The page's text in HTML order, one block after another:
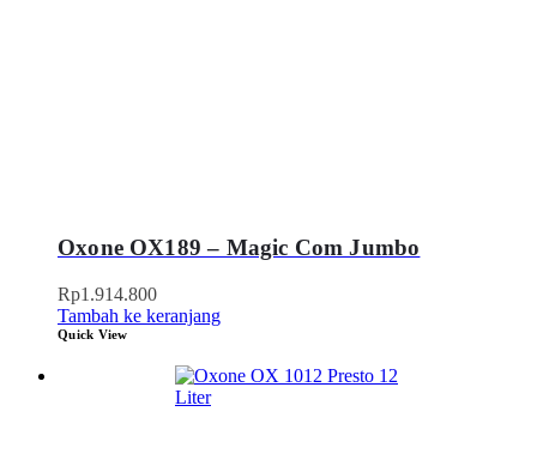
Oxone OX189 – Magic Com Jumbo
Rp1.914.800
Tambah ke keranjang
Quick View